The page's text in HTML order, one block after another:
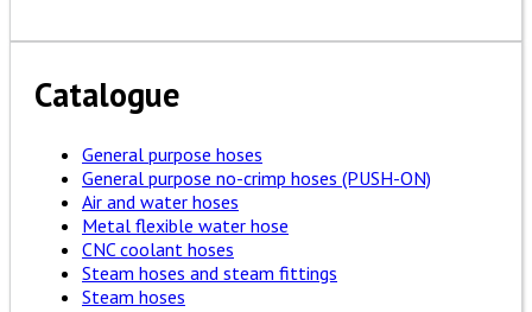
Catalogue
General purpose hoses
General purpose no-crimp hoses (PUSH-ON)
Air and water hoses
Metal flexible water hose
CNC coolant hoses
Steam hoses and steam fittings
Steam hoses